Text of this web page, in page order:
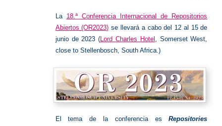
La 18.ª Conferencia Internacional de Repositorios
Abiertos (OR2023) se llevará a cabo del 12 al 15 de
junio de 2023 (Lord Charles Hotel , Somerset West,
close to Stellenbosch, South Africa.)
El tema de la conferencia esRepositories